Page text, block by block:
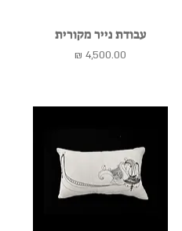
עבודת נייר מקורית
מחיר